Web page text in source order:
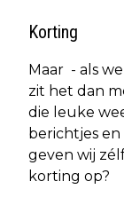
Korting
Maar - als
zit het dan
die leuke
berichtjes
geven wij
korting op?